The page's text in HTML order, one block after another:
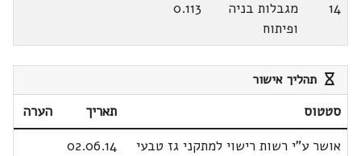
14
מגבלות בניה
ופיתוח
0.113
תהליך אישור
סטטוס תאריך
הערה
אושר ע"י רשות רישוי למתקני גז טבעי
02.06.14